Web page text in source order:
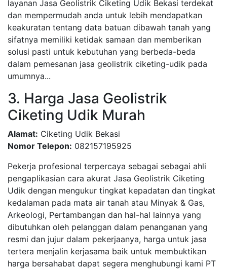
layanan Jasa Geolistrik Ciketing Udik Bekasi terdekat
dan mempermudah anda untuk lebih mendapatkan
keakuratan tentang data batuan dibawah tanah yang
sifatnya memiliki ketidak samaan dan memberikan
solusi pasti untuk kebutuhan yang berbeda-beda
dalam pemesanan jasa geolistrik ciketing-udik pada
umumnya...
3. Harga Jasa Geolistrik
Ciketing Udik Murah
Alamat: Ciketing Udik Bekasi
Nomor Telepon: 082157195925
Pekerja profesional terpercaya sebagai sebagai ahli
pengaplikasian cara akurat Jasa Geolistrik Ciketing
Udik dengan mengukur tingkat kepadatan dan tingkat
kedalaman pada mata air tanah atau Minyak & Gas,
Arkeologi, Pertambangan dan hal-hal lainnya yang
dibutuhkan oleh pelanggan dalam penanganan yang
resmi dan jujur dalam pekerjaanya, harga untuk jasa
tertera menjalin kerjasama baik untuk membuktikan
harga bersahabat dapat segera menghubungi kami PT